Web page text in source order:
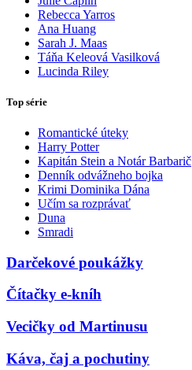
Rebecca Yarros
Ana Huang
Sarah J. Maas
Táňa Keleová Vasilková
Lucinda Riley
Top série
Romantické úteky
Harry Potter
Kapitán Stein a Notár Barbarič
Denník odvážneho bojka
Krimi Dominika Dána
Učím sa rozprávať
Duna
Smradi
Darčekové poukážky
Čítačky e-kníh
Vecičky od Martinusu
Káva, čaj a pochutiny